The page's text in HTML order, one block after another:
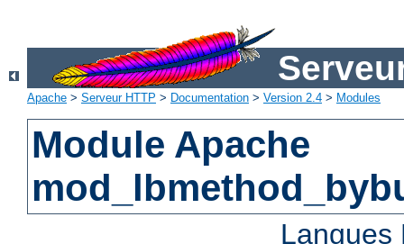
Apache > Serveur HTTP > Documentation > Version 2.4 > Modules
Module Apache